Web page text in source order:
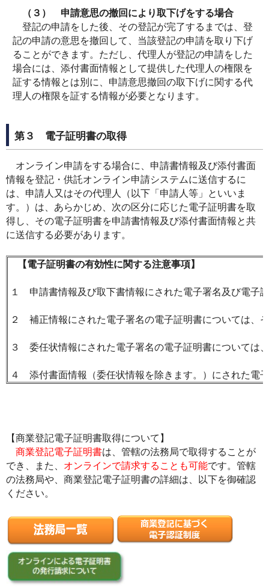
（３） 申請意思の撤回により取下げをする場合
登記の申請をした後、その登記が完了するまでは、登
記の申請の意思を撤回して、当該登記の申請を取り下げ
ることができます。ただし、代理人が登記の申請をした
場合には、添付書面情報として提供した代理人の権限を
証する情報とは別に、申請意思撤回の取下げに関する代
理人の権限を証する情報が必要となります。
第３ 電子証明書の取得
オンライン申請をする場合に、申請書情報及び添付書面
情報を登記・供託オンライン申請システムに送信するに
は、申請人又はその代理人（以下「申請人等」といいま
す。）は、あらかじめ、次の区分に応じた電子証明書を取
得し、その電子証明書を申請書情報及び添付書面情報と共
に送信する必要があります。
【電子証明書の有効性に関する注意事項】
１ 申請書情報及び取下書情報にされた電子署名及び電子
２ 補正情報にされた電子署名の電子証明書については、
３ 委任状情報にされた電子署名の電子証明書については
４ 添付書面情報（委任状情報を除きます。）にされた電
【商業登記電子証明書取得について】
商業登記電子証明書は、管轄の法務局で取得することが
でき、また、 オンラインで請求することも可能です。管轄
の法務局や、商業登記電子証明書の詳細は、以下を御確認
ください。